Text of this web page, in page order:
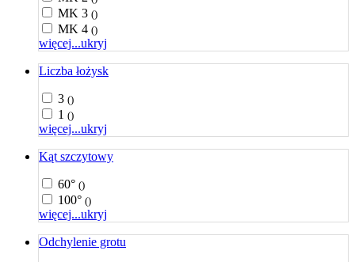
MK 3 ()
MK 4 ()
więcej...ukryj
Liczba łożysk
3 ()
1 ()
więcej...ukryj
Kąt szczytowy
60° ()
100° ()
więcej...ukryj
Odchylenie grotu